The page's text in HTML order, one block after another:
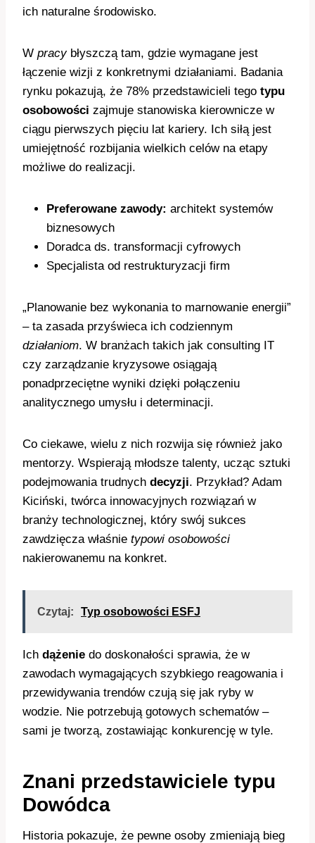
ich naturalne środowisko.
W pracybłyszczą tam, gdzie wymagane jest
łączenie wizji z konkretnymi działaniami. Badania
rynku pokazują, że 78% przedstawicieli tego typu
osobowości zajmuje stanowiska kierownicze w
ciągu pierwszych pięciu lat kariery. Ich siłą jest
umiejętność rozbijania wielkich celów na etapy
możliwe do realizacji.
Preferowane zawody: architekt systemów
biznesowych
Doradca ds. transformacji cyfrowych
Specjalista od restrukturyzacji firm
„Planowanie bez wykonania to marnowanie energii”
– ta zasada przyświeca ich codziennym
działaniom. W branżach takich jak consulting IT
czy zarządzanie kryzysowe osiągają
ponadprzeciętne wyniki dzięki połączeniu
analitycznego umysłu i determinacji.
Co ciekawe, wielu z nich rozwija się również jako
mentorzy. Wspierają młodsze talenty, ucząc sztuki
podejmowania trudnych decyzji. Przykład? Adam
Kiciński, twórca innowacyjnych rozwiązań w
branży technologicznej, który swój sukces
zawdzięcza właśnie typowi osobowości
nakierowanemu na konkret.
Czytaj: Typ osobowości ESFJ
Ich dążenie do doskonałości sprawia, że w
zawodach wymagających szybkiego reagowania i
przewidywania trendów czują się jak ryby w
wodzie. Nie potrzebują gotowych schematów –
sami je tworzą, zostawiając konkurencję w tyle.
Znani przedstawiciele typu
Dowódca
Historia pokazuje, że pewne osoby zmieniają bieg